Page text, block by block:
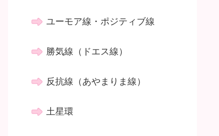
ユーモア線・ポジティブ線
勝気線（ドエス線）
反抗線（あやまりま線）
土星環